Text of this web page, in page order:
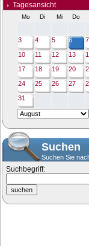
Tagesansicht
Mo Di Mi Do
3
4 5 6 7
10
11 12 13
17
18 19 20
24
25 26 27
31
Suchen
Suchen Sie
Suchbegriff: